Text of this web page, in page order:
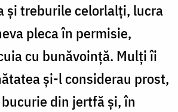
și treburile celorlalți, lucra
pleca în permisie,
cu bunăvoință. Mulți îi
și-l considerau prost,
din jertfă și, în